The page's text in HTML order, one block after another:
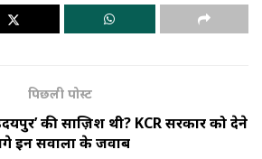
पिछली पोस्ट
की साज़िश थी? KCR सरकार को देने
इन सवालों के जवाब